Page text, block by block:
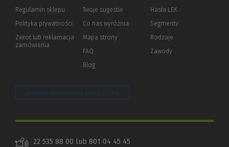
Regulamin sklepu
Polityka prywatności (Nowe
(Link
innej
Zwrot lub reklamacja
zamówienia
innej
strony)
Twoje sugestie
Co nas wyróżnia
Mapa strony
FAQ
Blog
Hasła LEX
Segmenty
Rodzaje
Zawody
Zarządzaj preferencjami plików cookie
22 535 88 00 lub 801 04 45 45